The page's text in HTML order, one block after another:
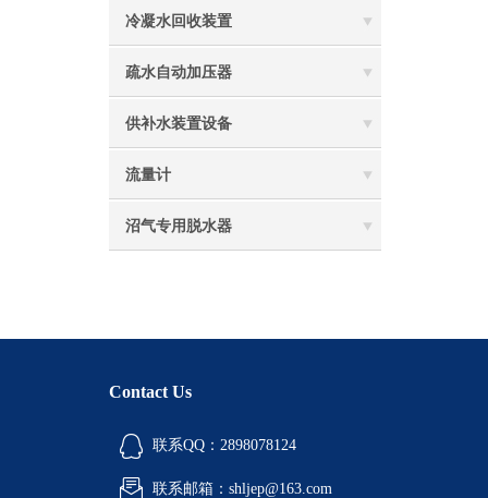
冷凝水回收装置
疏水自动加压器
供补水装置设备
流量计
沼气专用脱水器
Contact Us
联系QQ：2898078124
联系邮箱：shljep@163.com